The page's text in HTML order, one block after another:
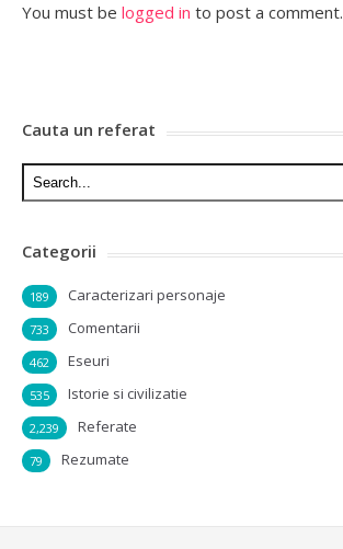
You must be logged in to post a comment.
Cauta un referat
Categorii
Caracterizari personaje
189
Comentarii
733
Eseuri
462
Istorie si civilizatie
535
Referate
2,239
Rezumate
79